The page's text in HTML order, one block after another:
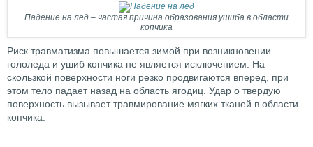
Падение на лед – частая причина образования ушиба в области
копчика
Риск травматизма повышается зимой при возникновении
гололеда и ушиб копчика не является исключением. На
скользкой поверхности ноги резко продвигаются вперед, при
этом тело падает назад на область ягодиц. Удар о твердую
поверхность вызывает травмирование мягких тканей в области
копчика.